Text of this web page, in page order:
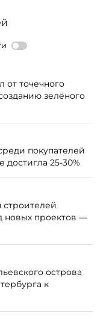
от точечного
зелёного
покупателей
25-30%
строителей
новых проектов —
острова
к